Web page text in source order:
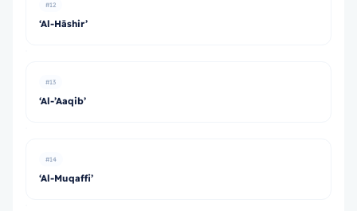
#12
‘Al-Hāshir’
#13
‘Al-’Aaqib’
#14
‘Al-Muqaffi’